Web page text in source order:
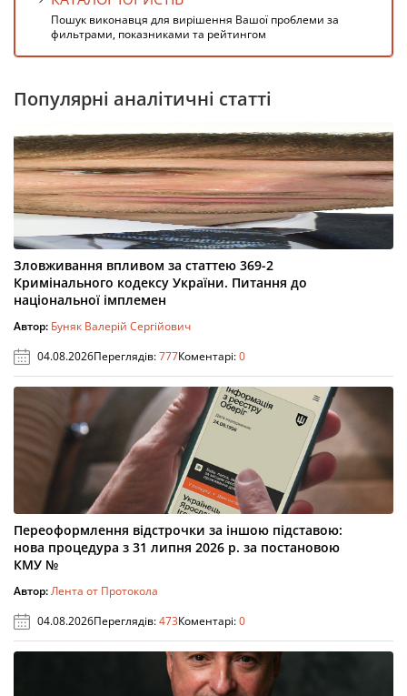
Пошук виконавця для вирішення Вашої проблеми за
фильтрами, показниками та рейтингом
Популярні аналітичні статті
Зловживання впливом за статтею 369-2
Кримінального кодексу України. Питання до
національної імплемен
Автор: Буняк Валерій Сергійович
04.08.2026Переглядів:777Коментарі:0
Переоформлення відстрочки за іншою підставою:
нова процедура з 31 липня 2026 р. за постановою
КМУ №
Автор:Лента от Протокола
04.08.2026Переглядів:473Коментарі:0